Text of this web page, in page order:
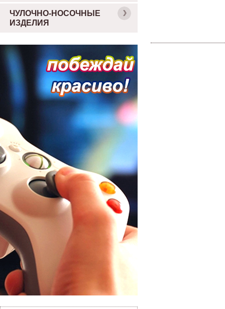
ЧУЛОЧНО-НОСОЧНЫЕ
ИЗДЕЛИЯ